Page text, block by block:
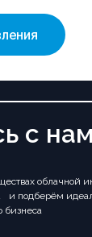
с
облачной
и подберём
бизнеса